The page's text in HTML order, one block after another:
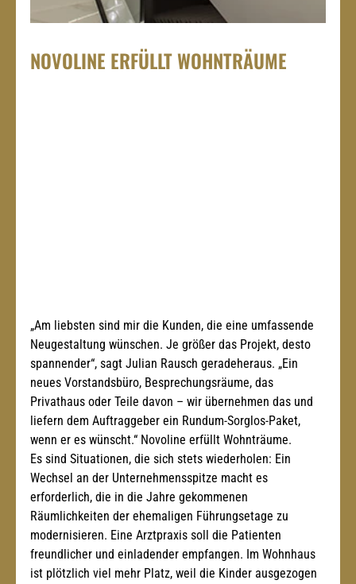
NOVOLINE ERFÜLLT WOHNTRÄUME
„Am liebsten sind mir die Kunden, die eine umfassende
Neugestaltung wünschen. Je größer das Projekt, desto
spannender“, sagt Julian Rausch geradeheraus. „Ein
neues Vorstandsbüro, Besprechungsräume, das
Privathaus oder Teile davon – wir übernehmen das und
liefern dem Auftraggeber ein Rundum-Sorglos-Paket,
wenn er es wünscht.“ Novoline erfüllt Wohnträume.
Es sind Situationen, die sich stets wiederholen: Ein
Wechsel an der Unternehmensspitze macht es
erforderlich, die in die Jahre gekommenen
Räumlichkeiten der ehemaligen Führungsetage zu
modernisieren. Eine Arztpraxis soll die Patienten
freundlicher und einladender empfangen. Im Wohnhaus
ist plötzlich viel mehr Platz, weil die Kinder ausgezogen